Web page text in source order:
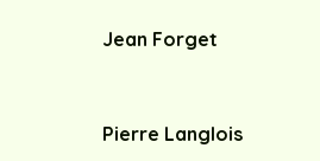
Jean Forget
Pierre Langlois